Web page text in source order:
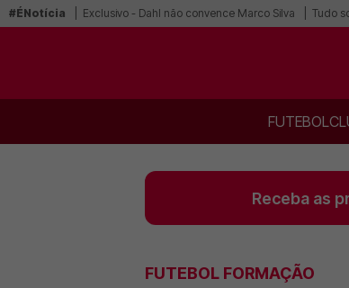
#ÉNotícia Exclusivo - Dahl não convence Marco Silva Tudo
FUTEBOL
Receba as
FUTEBOL FORMAÇÃO